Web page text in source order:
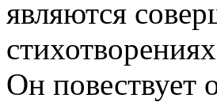
являются
Он повествует